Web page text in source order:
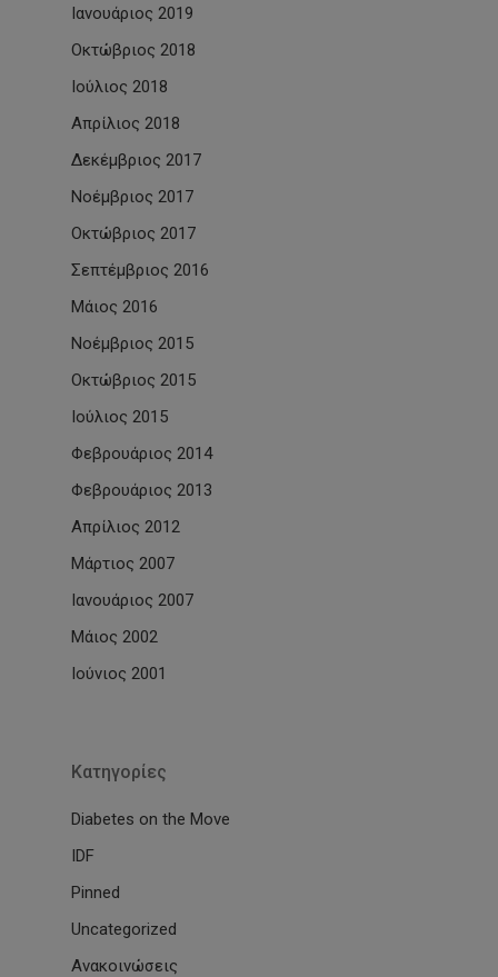
Ιανουάριος 2019
Οκτώβριος 2018
Ιούλιος 2018
Απρίλιος 2018
Δεκέμβριος 2017
Νοέμβριος 2017
Οκτώβριος 2017
Σεπτέμβριος 2016
Μάιος 2016
Νοέμβριος 2015
Οκτώβριος 2015
Ιούλιος 2015
Φεβρουάριος 2014
Φεβρουάριος 2013
Απρίλιος 2012
Μάρτιος 2007
Ιανουάριος 2007
Μάιος 2002
Ιούνιος 2001
Kατηγορίες
Diabetes on the Move
IDF
Pinned
Uncategorized
Ανακοινώσεις